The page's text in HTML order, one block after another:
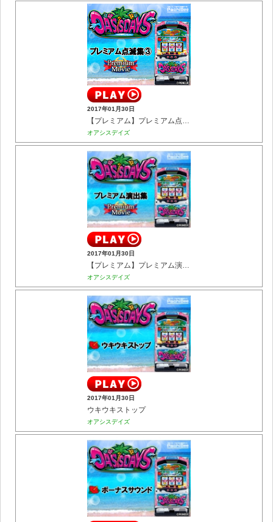
2017年01月30日
【プレミアム】プレミアム点滅集③
オアシスデイズ
2017年01月30日
【プレミアム】プレミアム演出集
オアシスデイズ
2017年01月30日
ウキウキストップ
オアシスデイズ